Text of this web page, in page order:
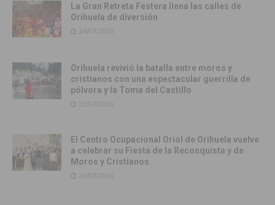
La Gran Retreta Festera llena las calles de
Orihuela de diversión
24/07/2026
Orihuela revivió la batalla entre moros y
cristianos con una espectacular guerrilla de
pólvora y la Toma del Castillo
22/07/2026
El Centro Ocupacional Oriol de Orihuela vuelve
a celebrar su Fiesta de la Reconquista y de
Moros y Cristianos
20/07/2026